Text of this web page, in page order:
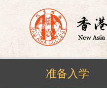
准备入学